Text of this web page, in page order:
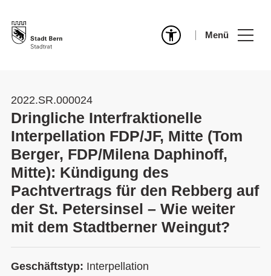
Menü
2022.SR.000024
Dringliche Interfraktionelle
Interpellation FDP/JF, Mitte (Tom
Berger, FDP/Milena Daphinoff,
Mitte): Kündigung des
Pachtvertrags für den Rebberg auf
der St. Petersinsel – Wie weiter
mit dem Stadtberner Weingut?
Geschäftstyp: Interpellation